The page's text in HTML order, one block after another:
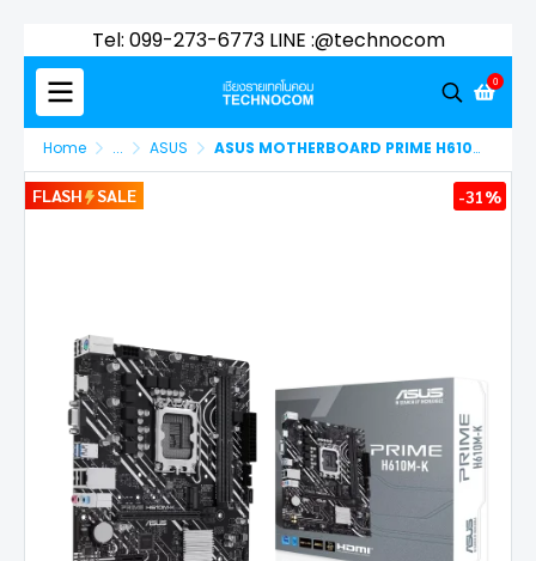
Tel: 099-273-6773 LINE :@technocom
0
Home ... ASUS ASUS MOTHERBOARD PRIME H610M-K DDR5/LGA1700 (90MB1GA0-M0UAY0)
FLASH SALE -31%